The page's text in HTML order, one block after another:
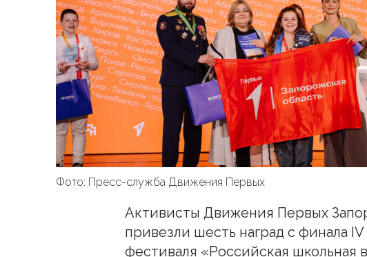
Фото: Пресс-служба Движения Первых
Активисты Движения Первых
привезли шесть наград с финала
фестиваля «Российская школьная